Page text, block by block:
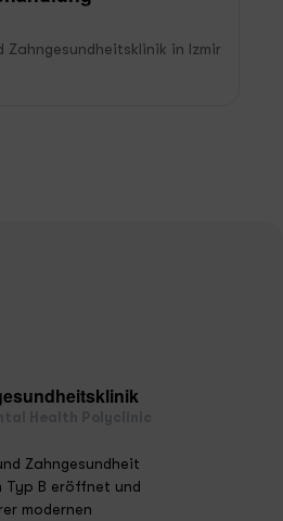
Zahngesundheitsklinik in Izmir
Zahngesundheit
Typ B eröffnet und
modernen